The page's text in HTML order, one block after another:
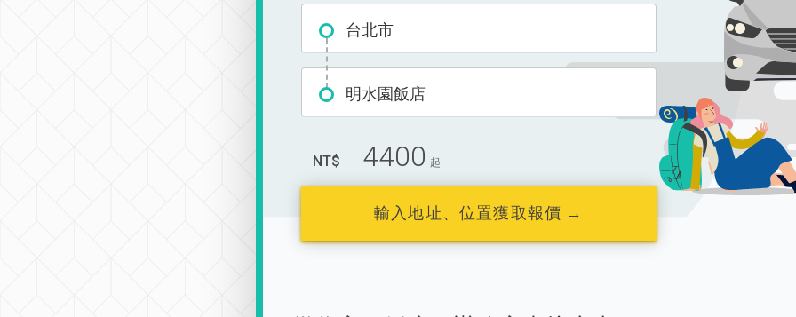
台北市
明水園飯店
NT$ 4400 起
輸入地址、位置獲取報價 →